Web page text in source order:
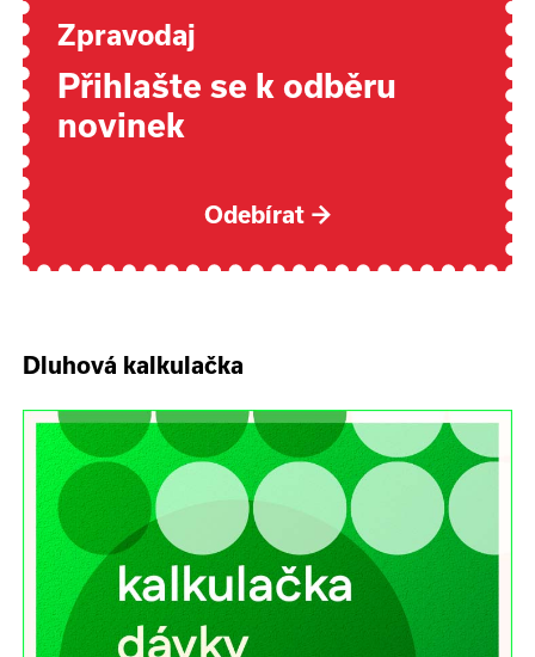
Zpravodaj
Přihlašte se k odběru
novinek
Odebírat →
Dluhová kalkulačka